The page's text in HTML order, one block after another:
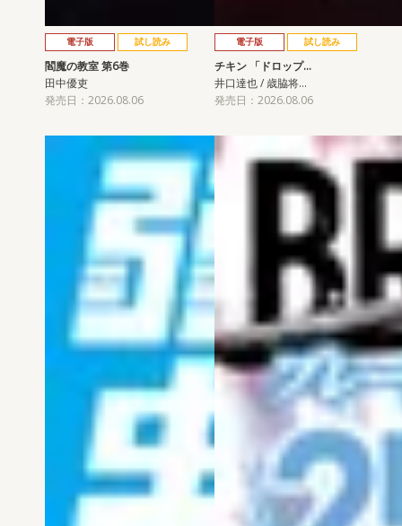
電子版 試し読み
閻魔の教室 第6巻
田中優吏
発売日：2026.08.06
電子版 試し読み
チキン 「ドロップ…
井口達也 / 歳脇将…
発売日：2026.08.06